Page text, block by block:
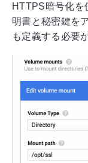
HTTPS暗号化を
明書と秘密鍵を
も定義する必要